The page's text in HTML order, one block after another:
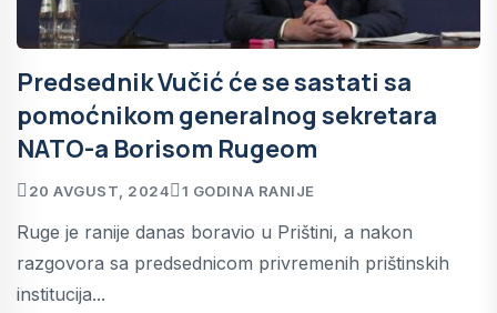
Predsednik Vučić će se sastati sa
pomoćnikom generalnog sekretara
NATO-a Borisom Rugeom
20 AVGUST, 2024 1 GODINA RANIJE
Ruge je ranije danas boravio u Prištini, a nakon
razgovora sa predsednicom privremenih prištinskih
institucija...